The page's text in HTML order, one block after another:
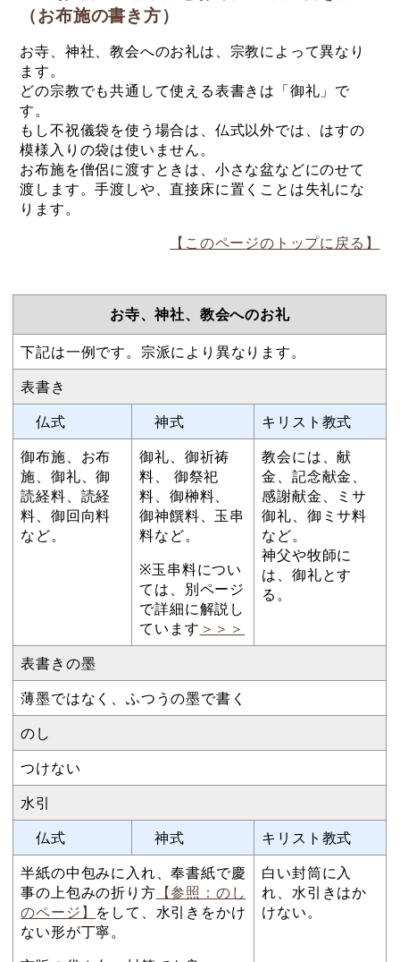
（お布施の書き方）
お寺、神社、教会へのお礼は、宗教によって異なり
ます。
どの宗教でも共通して使える表書きは「御礼」で
す。
もし不祝儀袋を使う場合は、仏式以外では、はすの
模様入りの袋は使いません。
お布施を僧侶に渡すときは、小さな盆などにのせて
渡します。手渡しや、直接床に置くことは失礼にな
ります。
【このページのトップに戻る】
お寺、神社、教会へのお礼
下記は一例です。宗派により異なります。
表書き
仏式
神式
キリスト教式
御布施、お布
施、御礼、御
読経料、読経
料、御回向料
など。
御礼、御祈祷
料、 御祭祀
料、御榊料、
御神饌料、玉串
料など。
※玉串料につい
ては、別ページ
で詳細に解説し
ています ＞＞＞
教会には、献
金、記念献金、
感謝献金、ミサ
御礼、御ミサ料
など。
神父や牧師に
は、御礼とす
る。
表書きの墨
薄墨ではなく、ふつうの墨で書く
のし
つけない
水引
仏式
神式
キリスト教式
半紙の中包みに入れ、奉書紙で慶
事の上包みの折り方 【参照：のし
のページ】 をして、水引きをかけ
ない形が丁寧。
白い封筒に入
れ、水引きはか
けない。